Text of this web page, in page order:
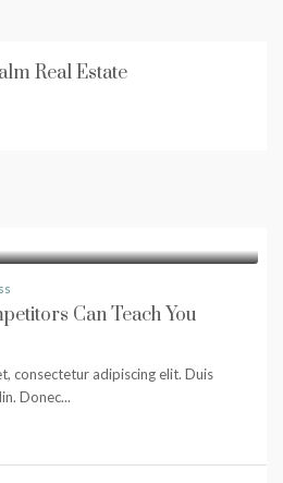
Real Estate
Can Teach You
consectetur adipiscing elit. Duis
Donec...